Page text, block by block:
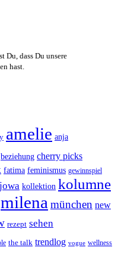
Du, dass Du unsere
hast.
amelie anja
beziehung cherry picks
fatima feminismus gewinnspiel
jowa kollektion kolumne
milena münchen new
rezept sehen
the talk trendlog vogue wellness